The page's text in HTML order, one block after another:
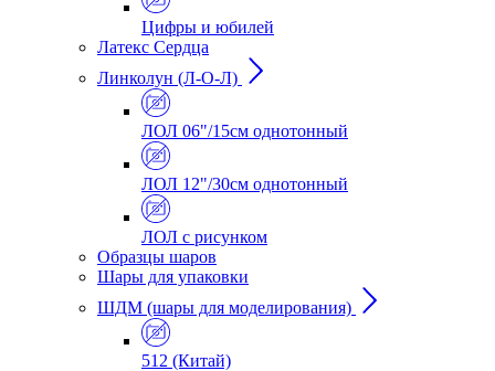
Цифры и юбилей
Латекс Сердца
Линколун (Л-О-Л)
ЛОЛ 06"/15см однотонный
ЛОЛ 12"/30см однотонный
ЛОЛ с рисунком
Образцы шаров
Шары для упаковки
ШДМ (шары для моделирования)
512 (Китай)